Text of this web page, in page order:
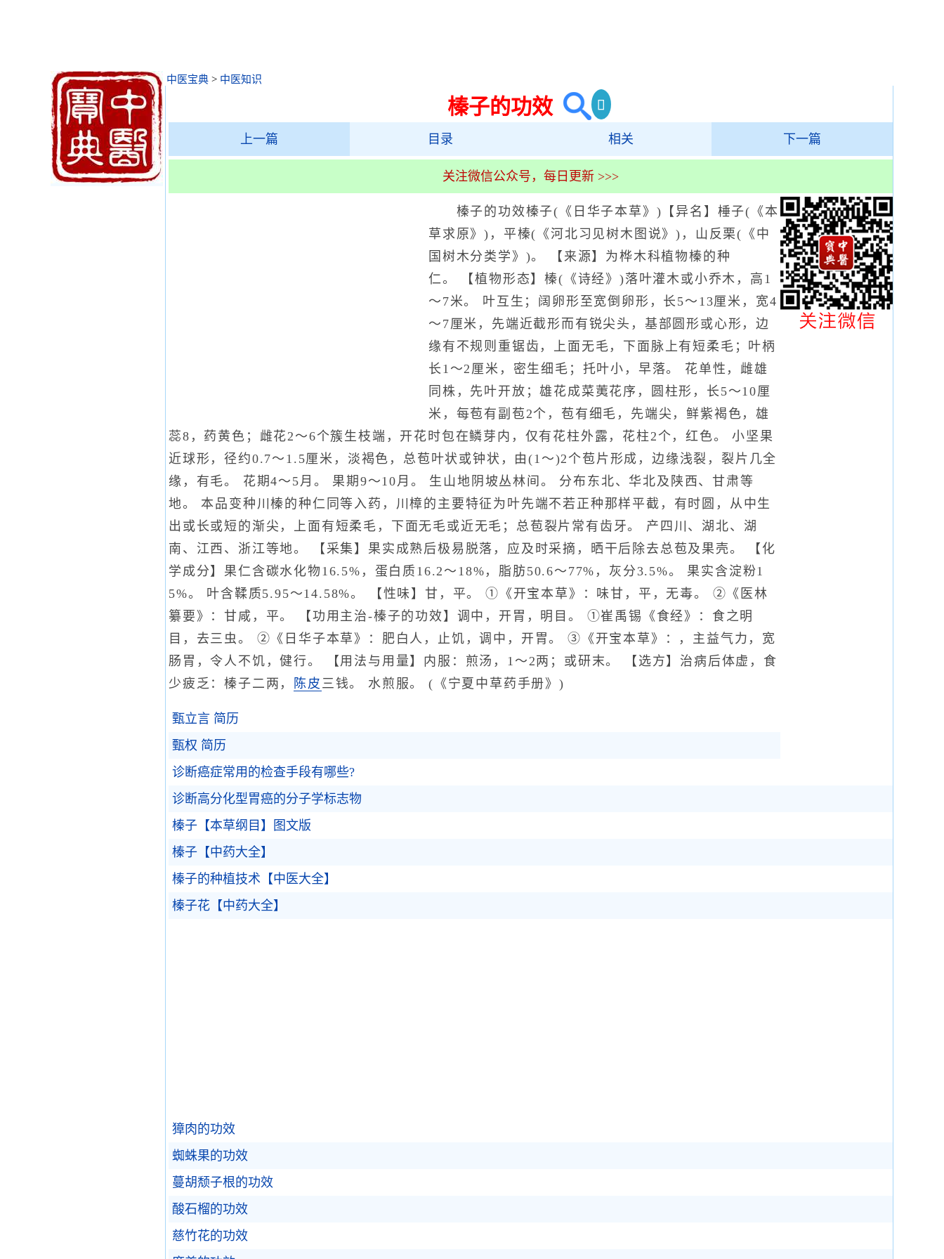
中医宝典 > 中医知识
榛子的功效
上一篇 目录 相关 下一篇
关注微信公众号，每日更新 >>>
榛子的功效榛子(《日华子本草》)【异名】棰子(《本
草求原》)，平榛(《河北习见树木图说》)，山反栗(《中
国树木分类学》)。 【来源】为桦木科植物榛的种
仁。 【植物形态】榛(《诗经》)落叶灌木或小乔木，高1
～7米。 叶互生；阔卵形至宽倒卵形，长5～13厘米，宽4
～7厘米，先端近截形而有锐尖头，基部圆形或心形，边
缘有不规则重锯齿，上面无毛，下面脉上有短柔毛；叶柄
长1～2厘米，密生细毛；托叶小，早落。 花单性，雌雄
同株，先叶开放；雄花成菜荑花序，圆柱形，长5～10厘
米，每苞有副苞2个，苞有细毛，先端尖，鲜紫褐色，雄
蕊8，药黄色；雌花2～6个簇生枝端，开花时包在鳞芽内，仅有花柱外露，花柱2个，红色。 小坚果
近球形，径约0.7～1.5厘米，淡褐色，总苞叶状或钟状，由(1～)2个苞片形成，边缘浅裂，裂片几全
缘，有毛。 花期4～5月。 果期9～10月。 生山地阴坡丛林间。 分布东北、华北及陕西、甘肃等
地。 本品变种川榛的种仁同等入药，川樟的主要特征为叶先端不若正种那样平截，有时圆，从中生
出或长或短的渐尖，上面有短柔毛，下面无毛或近无毛；总苞裂片常有齿牙。 产四川、湖北、湖
南、江西、浙江等地。 【采集】果实成熟后极易脱落，应及时采摘，晒干后除去总苞及果壳。 【化
学成分】果仁含碳水化物16.5%，蛋白质16.2～18%，脂肪50.6～77%，灰分3.5%。 果实含淀粉1
5%。 叶含鞣质5.95～14.58%。 【性味】甘，平。 ①《开宝本草》：味甘，平，无毒。 ②《医林
纂要》：甘咸，平。 【功用主治-榛子的功效】调中，开胃，明目。 ①崔禹锡《食经》：食之明
目，去三虫。 ②《日华子本草》：肥白人，止饥，调中，开胃。 ③《开宝本草》：，主益气力，宽
肠胃，令人不饥，健行。 【用法与用量】内服：煎汤，1～2两；或研末。 【选方】治病后体虚，食
少疲乏：榛子二两，
陈皮 三钱。 水煎服。 (《宁夏中草药手册》)
甄立言 简历
甄权 简历
诊断癌症常用的检查手段有哪些?
诊断高分化型胃癌的分子学标志物
榛子【本草纲目】图文版
榛子【中药大全】
榛子的种植技术【中医大全】
榛子花【中药大全】
獐肉的功效
蜘蛛果的功效
蔓胡颓子根的功效
酸石榴的功效
慈竹花的功效